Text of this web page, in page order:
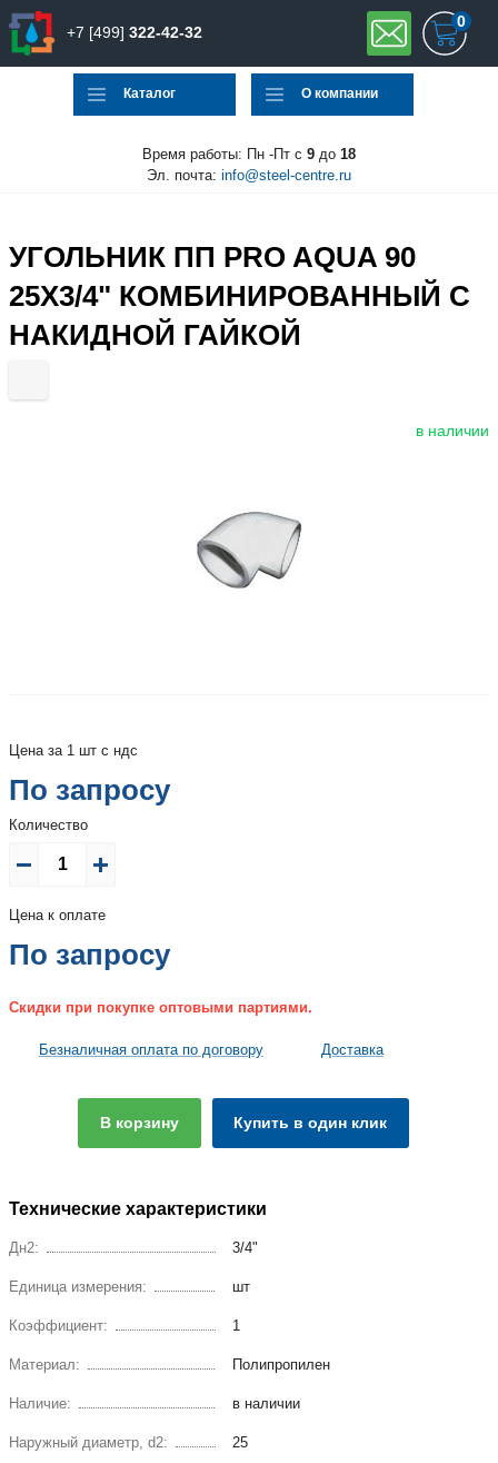
+7 [499] 322-42-32
0
Каталог О компании
Время работы: Пн -Пт с 9 до 18
Эл. почта: info@steel-centre.ru
УГОЛЬНИК ПП PRO AQUA 90
25X3/4" КОМБИНИРОВАННЫЙ С
НАКИДНОЙ ГАЙКОЙ
в наличии
Цена за 1 шт с ндс
По запросу
Количество
Цена к оплате
По запросу
Скидки при покупке оптовыми партиями.
Безналичная оплата по договору Доставка
В корзину Купить в один клик
Технические характеристики
Дн2: 3/4"
Единица измерения: шт
Коэффициент: 1
Материал: Полипропилен
Наличие: в наличии
Наружный диаметр, d2: 25